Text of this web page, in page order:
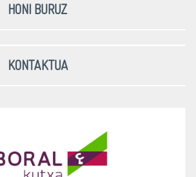
HONI BURUZ
KONTAKTUA